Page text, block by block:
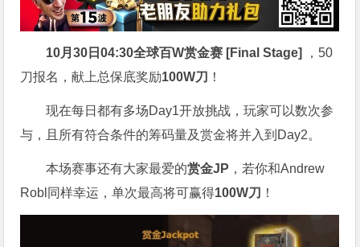
10月30日04:30全球百W赏金赛 [Final Stage]
，50
刀报名，献上总保底奖励100W刀 ！
现在每日都有多场Day1开放挑战，玩家可以数次参
与，且所有符合条件的筹码量及赏金将并入到Day2。
本场赛事还有大家最爱的赏金JP ，若你和Andrew
Robl同样幸运，单次最高将可赢得100W刀 ！